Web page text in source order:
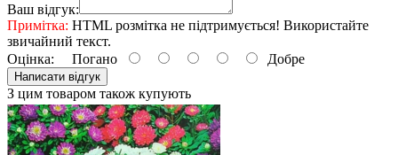
Ваш відгук:
Примітка: HTML розмітка не підтримується! Використайте
звичайний текст.
Оцінка: Погано Добре
Написати відгук
З цим товаром також купують